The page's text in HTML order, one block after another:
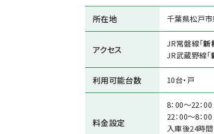
所在地 千葉県松戸市
アクセス
JR常磐線「新
JR武蔵野線「
利用可能台数 10台・戸
料金設定
8：00～22：
22：00～8：
入庫後24時